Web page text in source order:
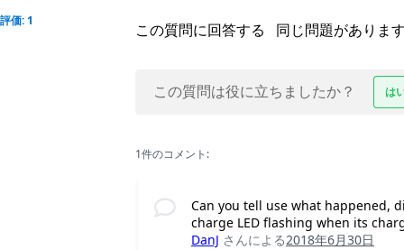
評価: 1
この質問に回答する 同じ問題があります
この質問は役に立ちましたか？ は
1件のコメント:
Can you tell use what happened,
charge LED flashing when its
DanJ さんによる2018年6月30日